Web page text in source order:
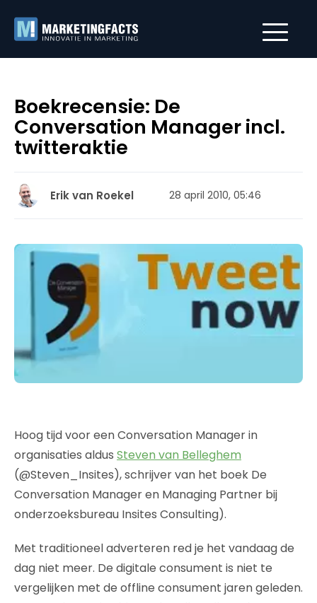
Boekrecensie: De
Conversation Manager incl.
twitteraktie
Erik van Roekel 28 april 2010, 05:46
Hoog tijd voor een Conversation Manager in
organisaties aldus Steven van Belleghem
(@Steven_Insites), schrijver van het boek De
Conversation Manager en Managing Partner bij
onderzoeksbureau Insites Consulting).
Met traditioneel adverteren red je het vandaag de
dag niet meer. De digitale consument is niet te
vergelijken met de offline consument jaren geleden.